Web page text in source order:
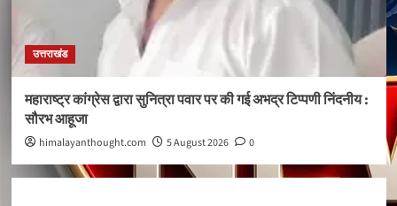
उत्तराखंड
महाराष्ट्र कांग्रेस द्वारा सुनित्रा पवार पर की गई अभद्र टिप्पणी निंदनीय :
सौरभ आहूजा
himalayanthought.com 5 August 2026 0